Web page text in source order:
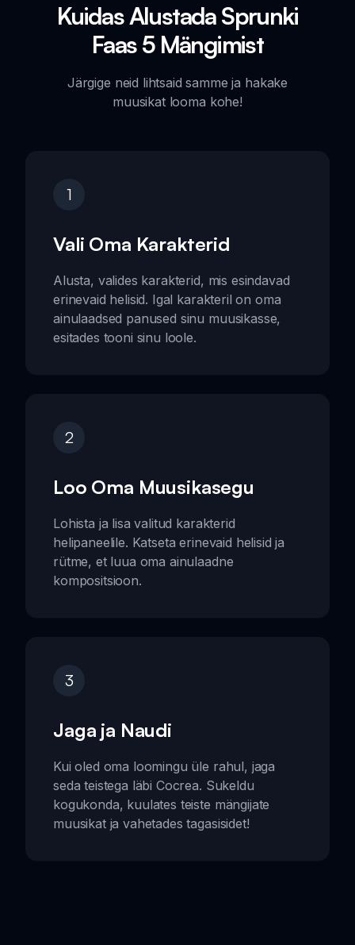
Kuidas Alustada Sprunki
Faas 5 Mängimist
Järgige neid lihtsaid samme ja hakake
muusikat looma kohe!
1
Vali Oma Karakterid
Alusta, valides karakterid, mis esindavad
erinevaid helisid. Igal karakteril on oma
ainulaadsed panused sinu muusikasse,
esitades tooni sinu loole.
2
Loo Oma Muusikasegu
Lohista ja lisa valitud karakterid
helipaneelile. Katseta erinevaid helisid ja
rütme, et luua oma ainulaadne
kompositsioon.
3
Jaga ja Naudi
Kui oled oma loomingu üle rahul, jaga
seda teistega läbi Cocrea. Sukeldu
kogukonda, kuulates teiste mängijate
muusikat ja vahetades tagasisidet!